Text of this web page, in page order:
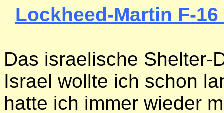
Lockheed-Martin F-
Das israelische Shelter-
Israel wollte ich schon
hatte ich immer wieder